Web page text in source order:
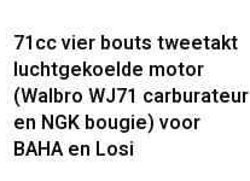
71cc vier bouts tweetakt
luchtgekoelde motor
(Walbro WJ71 carburateur
en NGK bougie) voor
BAHA en Losi